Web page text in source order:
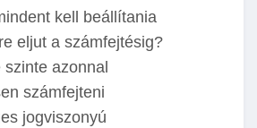
kell beállítania
eljut a számfejtésig?
szinte azonnal
számfejteni
jogviszonyú